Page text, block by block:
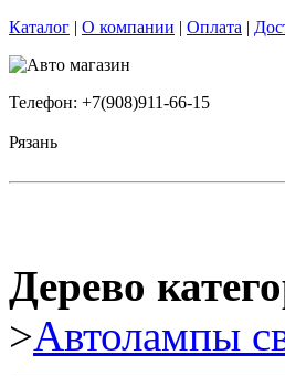
Каталог | О компании | Оплата |
Телефон: +7(908)911-66-15
Рязань
Дерево
>Автолампы